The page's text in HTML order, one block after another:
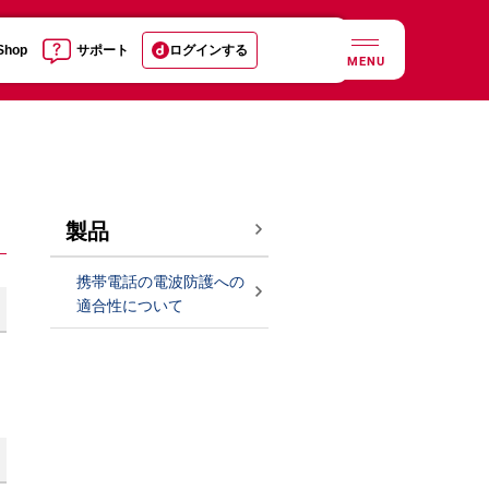
サポート ログインする
MENU
製品
携帯電話の電波防護への
適合性について